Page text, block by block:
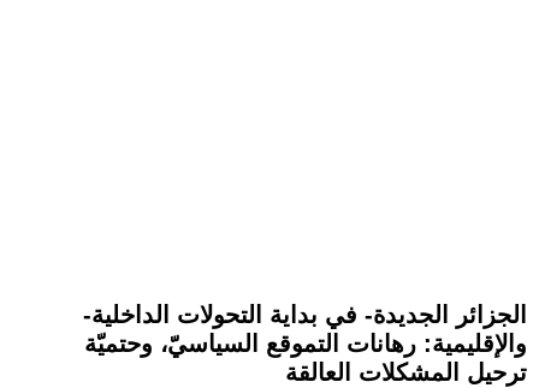
-الجزائر الجديدة- في بداية التحولات الداخلية
والإقليمية: رهانات التموقع السياسيّ، وحتميّة
ترحيل المشكلات العالقة